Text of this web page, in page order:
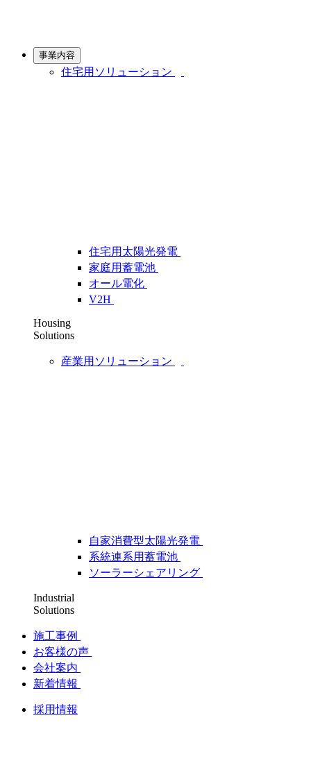
事業内容
住宅用ソリューション
住宅用太陽光発電
家庭用蓄電池
オール電化
V2H
Housing
Solutions
産業用ソリューション
自家消費型太陽光発電
系統連系用蓄電池
ソーラーシェアリング
Industrial
Solutions
施工事例
お客様の声
会社案内
新着情報
採用情報